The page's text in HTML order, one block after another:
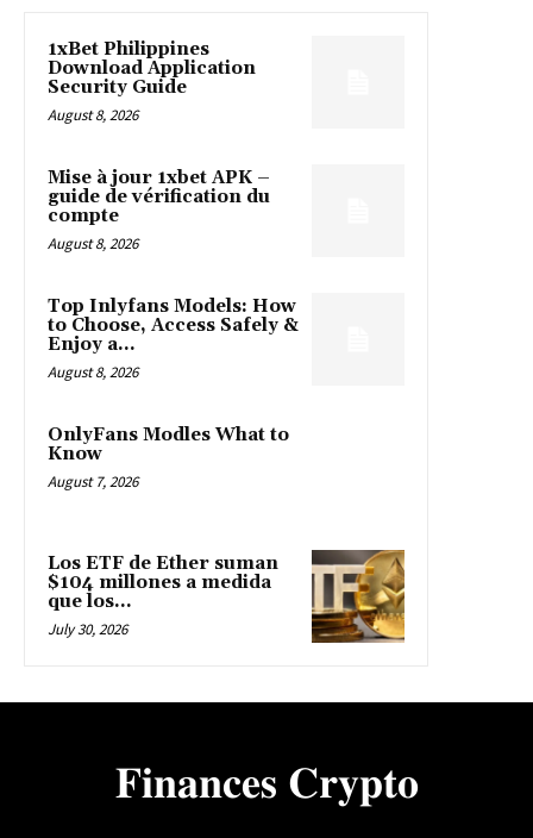
1xBet Philippines
Download Application
Security Guide
August 8, 2026
Mise à jour 1xbet APK –
guide de vérification du
compte
August 8, 2026
Top Inlyfans Models: How
to Choose, Access Safely &
Enjoy a...
August 8, 2026
OnlyFans Modles What to
Know
August 7, 2026
Los ETF de Ether suman
$104 millones a medida
que los...
July 30, 2026
𝐅𝐢𝐧𝐚𝐧𝐜𝐞𝐬 𝐂𝐫𝐲𝐩𝐭𝐨